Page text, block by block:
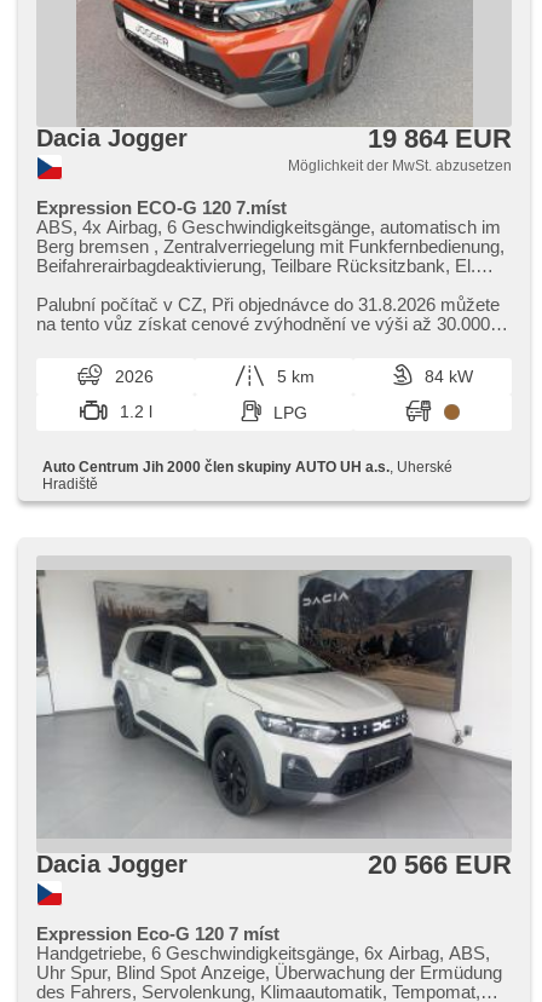
Dacia Jogger 19 864 EUR
Möglichkeit der MwSt. abzusetzen
Expression ECO-G 120 7.míst
ABS, 4x Airbag, 6 Geschwindigkeitsgänge, automatisch im
Berg bremsen , Zentralverriegelung mit Funkfernbedienung,
Beifahrerairbagdeaktivierung, Teilbare Rücksitzbank, El.
Nebelscheinwerfer, Lenkrad einstellbar, Bordcomputer,
erfüllt 'EURO VI', Servolenkung, Vorderlichter LED,
Lichtsensor, Dachträger, Tempomat, USB,
Außenthermometer, beheizte Spiegel, isofix, Bluetooth, LED
denní svícení, asistent rozjezdu do kopce (HSA)
Palubní počítač v CZ,​ Při objednávce do 31.8.2026 můžete
na tento vůz získat cenové zvýhodnění ve výši až 30.000,​​-
2026 5 km
84 kW
1.2 l
LPG
Auto Centrum Jih 2000 člen skupiny AUTO UH a.s. , Uherské
Hradiště
Dacia Jogger 20 566 EUR
Expression Eco-G 120 7 míst
Handgetriebe, 6 Geschwindigkeitsgänge, 6x Airbag, ABS,
Uhr Spur, Blind Spot Anzeige, Überwachung der Ermüdung
des Fahrers, Servolenkung, Klimaautomatik, Tempomat,